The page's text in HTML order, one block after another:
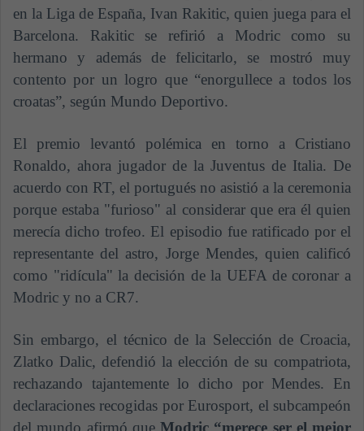
en la Liga de España, Ivan Rakitic, quien juega para el
Barcelona. Rakitic se refirió a Modric como su
hermano y además de felicitarlo, se mostró muy
contento por un logro que “enorgullece a todos los
croatas”, según Mundo Deportivo.
El premio levantó polémica en torno a Cristiano
Ronaldo, ahora jugador de la Juventus de Italia. De
acuerdo con RT, el portugués no asistió a la ceremonia
porque estaba "furioso" al considerar que era él quien
merecía dicho trofeo. El episodio fue ratificado por el
representante del astro, Jorge Mendes, quien calificó
como "ridícula" la decisión de la UEFA de coronar a
Modric y no a CR7.
Sin embargo, el técnico de la Selección de Croacia,
Zlatko Dalic, defendió la elección de su compatriota,
rechazando tajantemente lo dicho por Mendes. En
declaraciones recogidas por Eurosport, el subcampeón